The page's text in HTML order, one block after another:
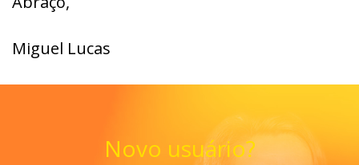
Miguel Lucas
Novo usuário?